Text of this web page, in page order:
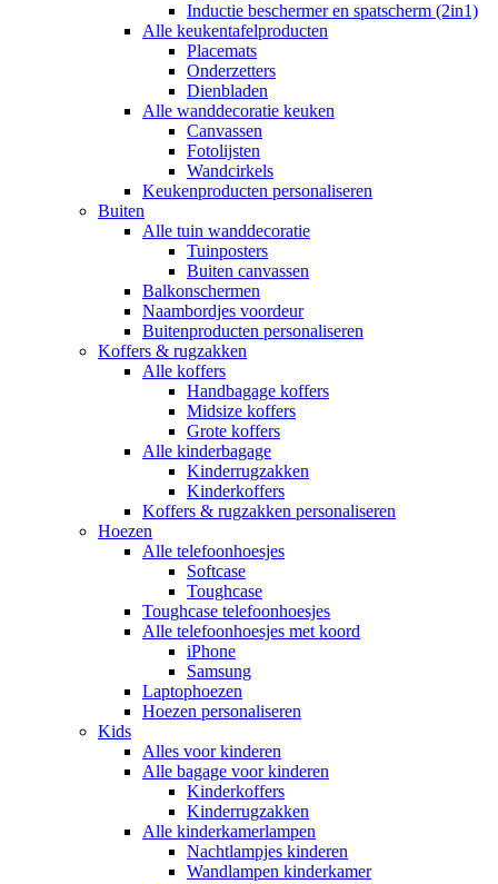
Inductie beschermer en spatscherm (2in1)
Alle keukentafelproducten
Placemats
Onderzetters
Dienbladen
Alle wanddecoratie keuken
Canvassen
Fotolijsten
Wandcirkels
Keukenproducten personaliseren
Buiten
Alle tuin wanddecoratie
Tuinposters
Buiten canvassen
Balkonschermen
Naambordjes voordeur
Buitenproducten personaliseren
Koffers & rugzakken
Alle koffers
Handbagage koffers
Midsize koffers
Grote koffers
Alle kinderbagage
Kinderrugzakken
Kinderkoffers
Koffers & rugzakken personaliseren
Hoezen
Alle telefoonhoesjes
Softcase
Toughcase
Toughcase telefoonhoesjes
Alle telefoonhoesjes met koord
iPhone
Samsung
Laptophoezen
Hoezen personaliseren
Kids
Alles voor kinderen
Alle bagage voor kinderen
Kinderkoffers
Kinderrugzakken
Alle kinderkamerlampen
Nachtlampjes kinderen
Wandlampen kinderkamer